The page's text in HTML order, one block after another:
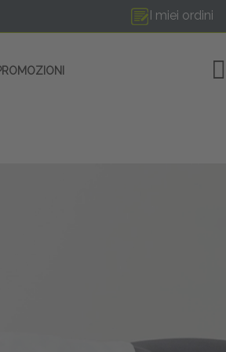
I miei ordini